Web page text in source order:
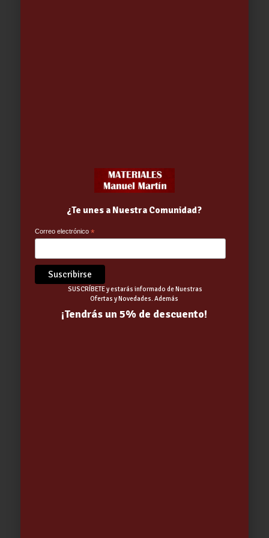
¿Te unes a Nuestra Comunidad?
Correo electrónico*
SUSCRÍBETE y estarás informado de Nuestras
Ofertas y Novedades. Además
¡Tendrás un 5% de descuento!